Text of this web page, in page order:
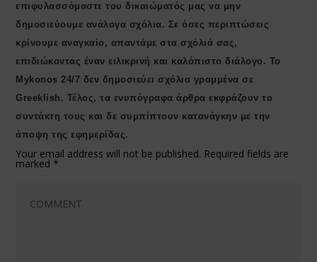
επιφυλασσόμαστε του δικαιώματός μας να μην
δημοσιεύουμε ανάλογα σχόλια. Σε όσες περιπτώσεις
κρίνουμε αναγκαίο, απαντάμε στα σχόλιά σας,
επιδιώκοντας έναν ειλικρινή και καλόπιστο διάλογο. Το
Μykonos 24/7 δεν δημοσιεύει σχόλια γραμμένα σε
Greeklish. Τέλος, τα ενυπόγραφα άρθρα εκφράζουν το
συντάκτη τους και δε συμπίπτουν κατανάγκην με την
άποψη της εφημερίδας.
Your email address will not be published. Required fields are
marked *